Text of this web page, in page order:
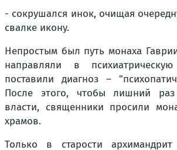
- сокрушался инок, очищая
свалке икону.
Непростым был путь монаха
направляли в
поставили диагноз –
После этого, чтобы лишний
власти, священники просили
храмов.
Только в старости